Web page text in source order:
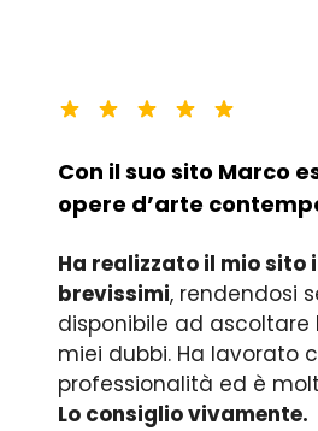
Con il suo sito Marco
opere d’arte
Ha realizzato il mio sito
brevissimi, rendendosi
disponibile ad ascoltare
miei dubbi. Ha lavorato
professionalità ed è
Lo consiglio vivamente.